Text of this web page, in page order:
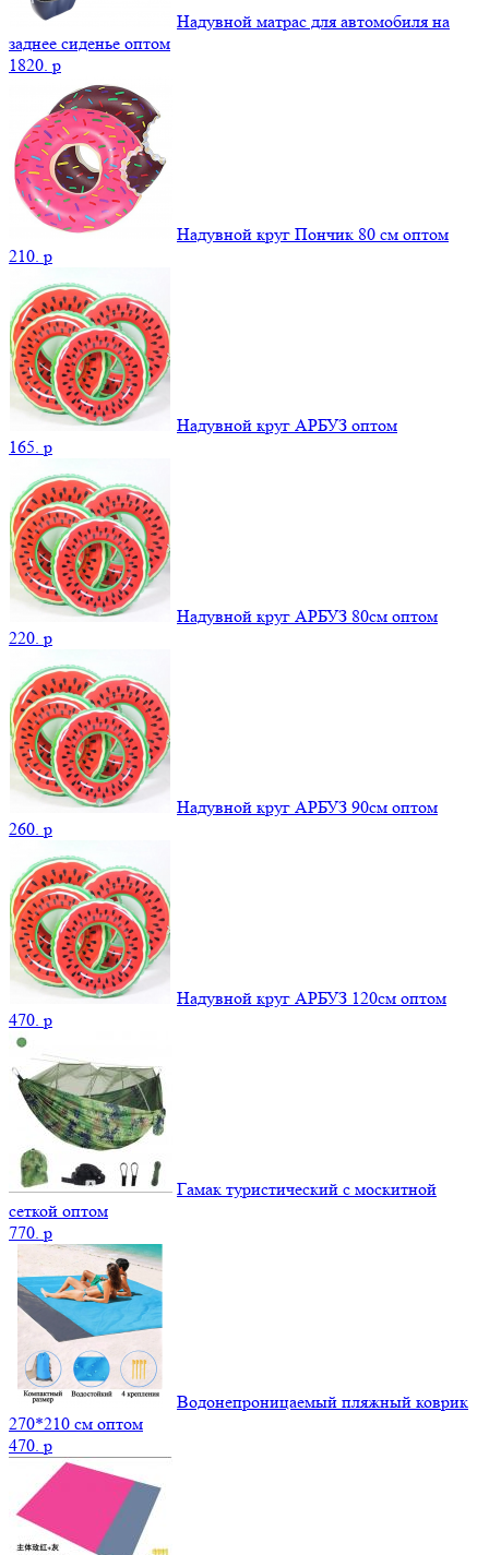
Надувной матрас для автомобиля на
заднее сиденье оптом
1820. p
Надувной круг Пончик 80 см оптом
210. p
Надувной круг АРБУЗ оптом
165. p
Надувной круг АРБУЗ 80см оптом
220. p
Надувной круг АРБУЗ 90см оптом
260. p
Надувной круг АРБУЗ 120см оптом
470. p
Гамак туристический с москитной
сеткой оптом
770. p
Водонепроницаемый пляжный коврик
270*210 см оптом
470. p